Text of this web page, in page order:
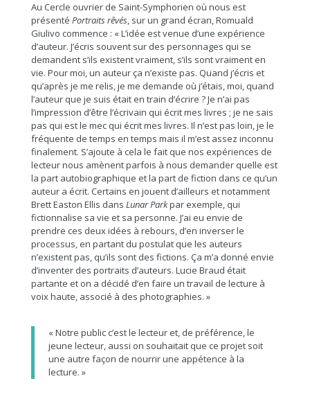
Au Cercle ouvrier de Saint-Symphorien où nous est
présenté Portraits rêvés, sur un grand écran, Romuald
Giulivo commence : « L’idée est venue d’une expérience
d’auteur. J’écris souvent sur des personnages qui se
demandent s’ils existent vraiment, s’ils sont vraiment en
vie. Pour moi, un auteur ça n’existe pas. Quand j’écris et
qu’après je me relis, je me demande où j’étais, moi, quand
l’auteur que je suis était en train d’écrire ? Je n’ai pas
l’impression d’être l’écrivain qui écrit mes livres ; je ne sais
pas qui est le mec qui écrit mes livres. Il n’est pas loin, je le
fréquente de temps en temps mais il m’est assez inconnu
finalement. S’ajoute à cela le fait que nos expériences de
lecteur nous amènent parfois à nous demander quelle est
la part autobiographique et la part de fiction dans ce qu’un
auteur a écrit. Certains en jouent d’ailleurs et notamment
Brett Easton Ellis dans Lunar Parkpar exemple, qui
fictionnalise sa vie et sa personne. J’ai eu envie de
prendre ces deux idées à rebours, d’en inverser le
processus, en partant du postulat que les auteurs
n’existent pas, qu’ils sont des fictions. Ça m’a donné envie
d’inventer des portraits d’auteurs. Lucie Braud était
partante et on a décidé d’en faire un travail de lecture à
voix haute, associé à des photographies. »
« Notre public c’est le lecteur et, de préférence, le
jeune lecteur, aussi on souhaitait que ce projet soit
une autre façon de nourrir une appétence à la
lecture. »